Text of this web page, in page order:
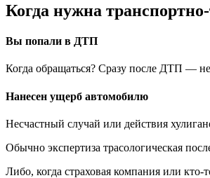
Когда нужна
Вы попали в ДТП
Когда обращаться? Сразу после ДТП —
Нанесен ущерб автомобилю
Несчастный случай или действия
Обычно экспертиза трасологическая
Либо, когда страховая компания или кто-